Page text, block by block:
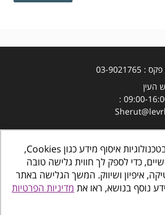
פקס
03-9021765
באתר זה נעשה שימוש בטכנולוגיות איסוף מידע כגון Cookies,
כדי לספק לך חווית גלישה טובה
איפיון ושיווק. המשך הגלישה באתר
נוסף בנושא, ראו את מדיניות הפרטיות